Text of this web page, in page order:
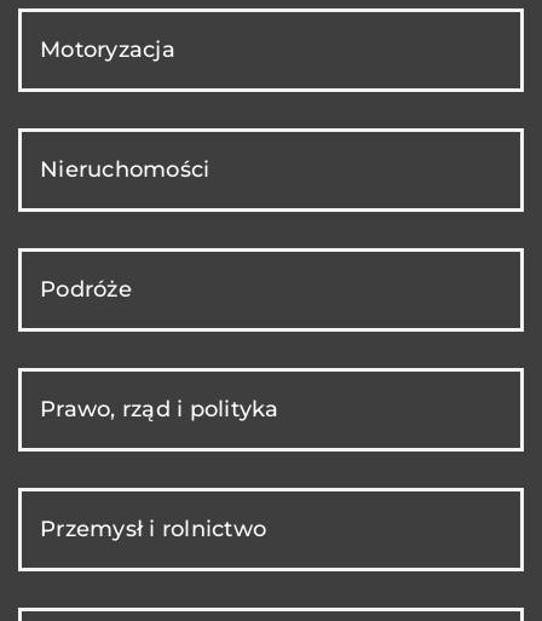
Motoryzacja
Nieruchomości
Podróże
Prawo, rząd i polityka
Przemysł i rolnictwo